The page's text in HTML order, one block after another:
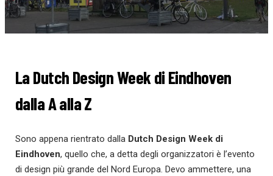
La Dutch Design Week di Eindhoven
dalla A alla Z
Sono appena rientrato dalla Dutch Design Week di
Eindhoven, quello che, a detta degli organizzatori è l’evento
di design più grande del Nord Europa. Devo ammettere, una